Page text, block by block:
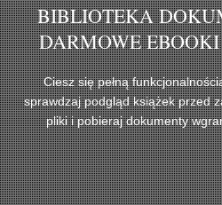
BIBLIOTEKA
DARMOWE
Ciesz się pełną
sprawdzaj podgląd książek przed
pliki i pobieraj dokumenty